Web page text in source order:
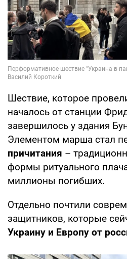
Шествие, которое
началось от станции
завершилось у здания
Элементом марша стал
причитания –
формы ритуального
миллионы погибших.
Отдельно почтили
защитников, которые
Украину и Европу от